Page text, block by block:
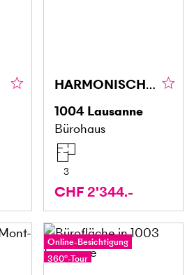
HARMONISCH UND ENTWICKLUNGSFÄHIG
1004 Lausanne
Bürohaus
3
CHF 2'344.-
Online-Besichtigung
360°-Tour